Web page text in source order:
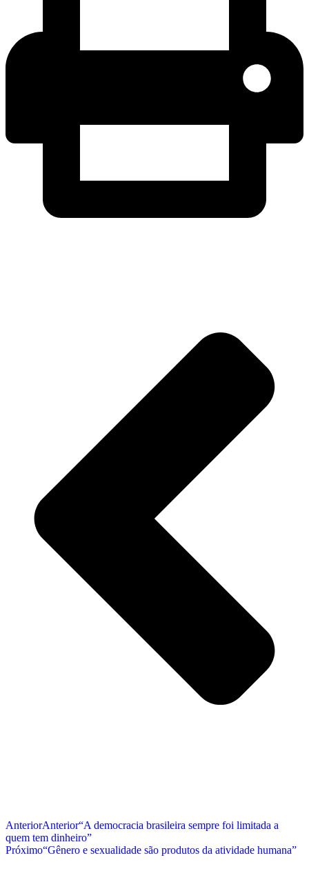
AnteriorAnterior“A democracia brasileira sempre foi limitada a
quem tem dinheiro”
Próximo“Gênero e sexualidade são produtos da atividade humana”